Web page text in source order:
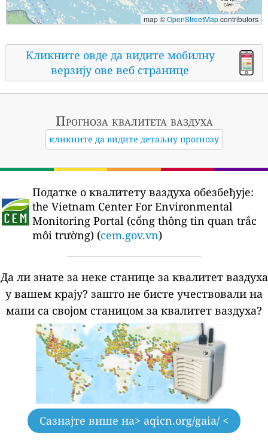
map ©OpenStreetMapcontributors
Кликните овде да видите мобилну
верзију ове веб странице
Прогноза квалитета ваздуха
кликните да видите детаљну прогнозу
Податке о квалитету ваздуха обезбеђује:
the Vietnam Center For Environmental
Monitoring Portal (cổng thông tin quan trắc
môi trường) (cem.gov.vn)
Да ли знате за неке станице за квалитет ваздуха
у вашем крају? зашто не бисте учествовали на
мапи са својом станицом за квалитет ваздуха?
Сазнајте више на> aqicn.org/gaia/ <